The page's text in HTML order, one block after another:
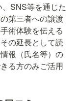
SNS等を通じた
第三者への譲渡
術体験を伝える
の延長として読
報（氏名等）の
る方のみご活用